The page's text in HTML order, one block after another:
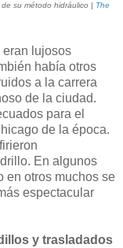
su método hidráulico | The
eran lujosos
había otros
a la carrera
de la ciudad.
para el
de la época.
En algunos
en otros muchos se
espectacular
y trasladados